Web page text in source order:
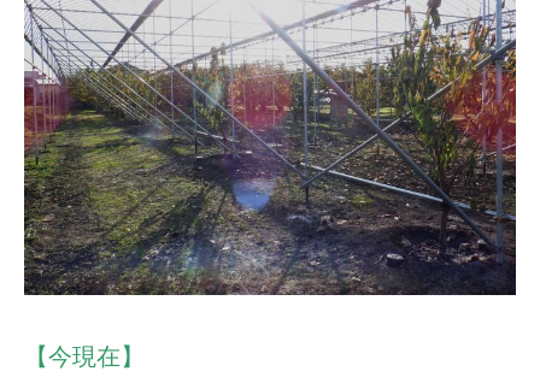
【今現在】